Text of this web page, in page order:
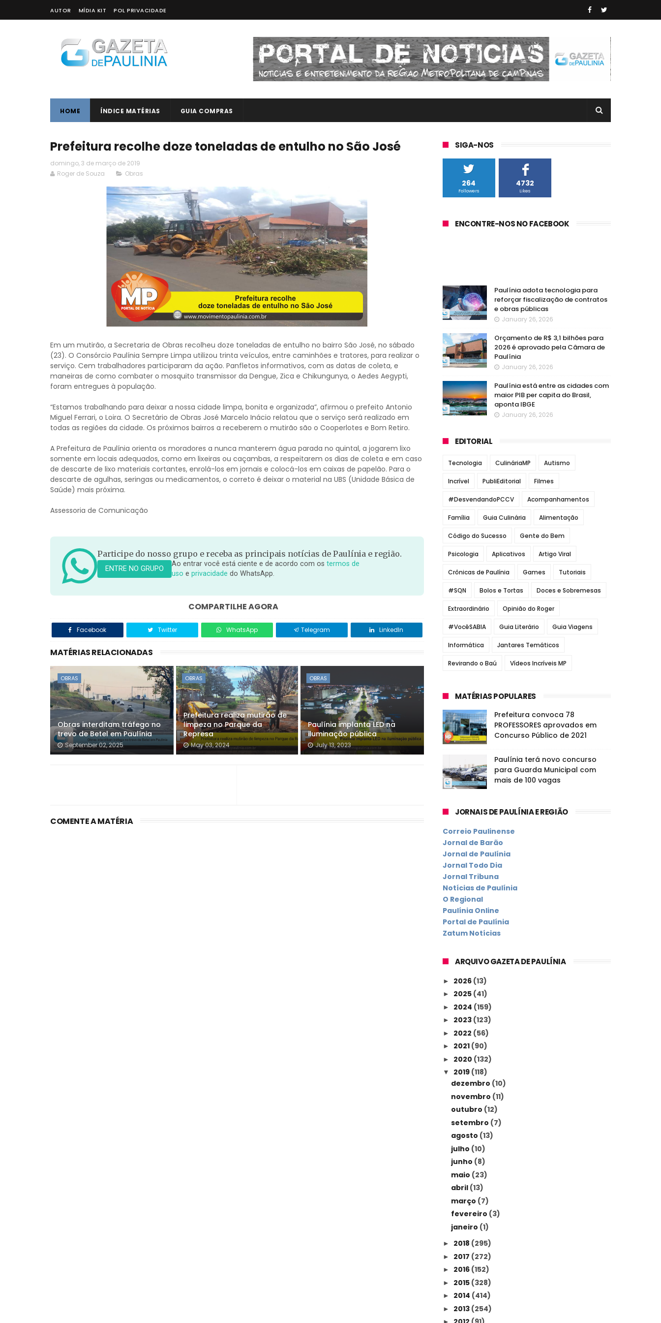
AUTOR MÍDIA KIT POL PRIVACIDADE
HOME ÍNDICE MATÉRIAS GUIA COMPRAS
Prefeitura recolhe doze toneladas de entulho no São José
domingo, 3 de março de 2019
Roger de Souza
Obras
Em um mutirão, a Secretaria de Obras recolheu doze toneladas de entulho no bairro São José, no sábado
(23). O Consórcio Paulínia Sempre Limpa utilizou trinta veículos, entre caminhões e tratores, para realizar o
serviço. Cem trabalhadores participaram da ação. Panfletos informativos, com as datas de coleta, e
maneiras de como combater o mosquito transmissor da Dengue, Zica e Chikungunya, o Aedes Aegypti,
foram entregues à população.
“Estamos trabalhando para deixar a nossa cidade limpa, bonita e organizada”, afirmou o prefeito Antonio
Miguel Ferrari, o Loira. O Secretário de Obras José Marcelo Inácio relatou que o serviço será realizado em
todas as regiões da cidade. Os próximos bairros a receberem o mutirão são o Cooperlotes e Bom Retiro.
A Prefeitura de Paulínia orienta os moradores a nunca manterem água parada no quintal, a jogarem lixo
somente em locais adequados, como em lixeiras ou caçambas, a respeitarem os dias de coleta e em caso
de descarte de lixo materiais cortantes, enrolá-los em jornais e colocá-los em caixas de papelão. Para o
descarte de agulhas, seringas ou medicamentos, o correto é deixar o material na UBS (Unidade Básica de
Saúde) mais próxima.
Assessoria de Comunicação
Participe do nosso grupo e receba as principais notícias de Paulínia e região.
ENTRE NO GRUPO
Ao entrar você está ciente e de acordo com os termos de
uso e privacidade do WhatsApp.
COMPARTILHE AGORA
Facebook Twitter WhatsApp Telegram LinkedIn
MATÉRIAS RELACIONADAS
OBRAS
Obras interditam tráfego no
trevo de Betel em Paulínia
September 02, 2025
OBRAS
Prefeitura realiza mutirão de
limpeza no Parque da
Represa
May 03, 2024
OBRAS
Paulínia implanta LED na
iluminação pública
July 13, 2023
COMENTE A MATÉRIA
SIGA-NOS
264
Followers
4732
Likes
ENCONTRE-NOS NO FACEBOOK
Paulínia adota tecnologia para
reforçar fiscalização de contratos
e obras públicas
January 26, 2026
Orçamento de R$ 3,1 bilhões para
2026 é aprovado pela Câmara de
Paulínia
January 26, 2026
Paulínia está entre as cidades com
maior PIB per capita do Brasil,
aponta IBGE
January 26, 2026
EDITORIAL
Tecnologia CulináriaMP Autismo
Incrível PubliEditorial Filmes
#DesvendandoPCCV Acompanhamentos
Família Guia Culinária Alimentação
Código do Sucesso Gente do Bem
Psicologia Aplicativos Artigo Viral
Crônicas de Paulínia Games Tutoriais
#SQN Bolos e Tortas Doces e Sobremesas
Extraordinário Opinião do Roger
#VocêSABIA Guia Literário Guia Viagens
Informática Jantares Temáticos
Revirando o Baú Vídeos Incríveis MP
MATÉRIAS POPULARES
Prefeitura convoca 78
PROFESSORES aprovados em
Concurso Público de 2021
Paulínia terá novo concurso
para Guarda Municipal com
mais de 100 vagas
JORNAIS DE PAULÍNIA E REGIÃO
Correio Paulinense
Jornal de Barão
Jornal de Paulínia
Jornal Todo Dia
Jornal Tribuna
Notícias de Paulínia
O Regional
Paulínia Online
Portal de Paulínia
Zatum Notícias
ARQUIVO GAZETA DE PAULÍNIA
► 2026 (13)
► 2025 (41)
► 2024 (159)
► 2023 (123)
► 2022 (56)
► 2021 (90)
► 2020 (132)
▼ 2019 (118)
dezembro (10)
novembro (11)
outubro (12)
setembro (7)
agosto (13)
julho (10)
junho (8)
maio (23)
abril (13)
março (7)
fevereiro (3)
janeiro (1)
► 2018 (295)
► 2017 (272)
► 2016 (152)
► 2015 (328)
► 2014 (414)
► 2013 (254)